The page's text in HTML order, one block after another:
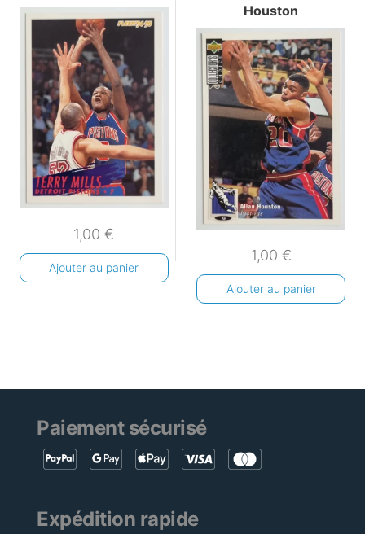
1,00€
Ajouter au panier
Houston
1,00 €
Ajouter au panier
Paiement sécurisé
Expédition rapide